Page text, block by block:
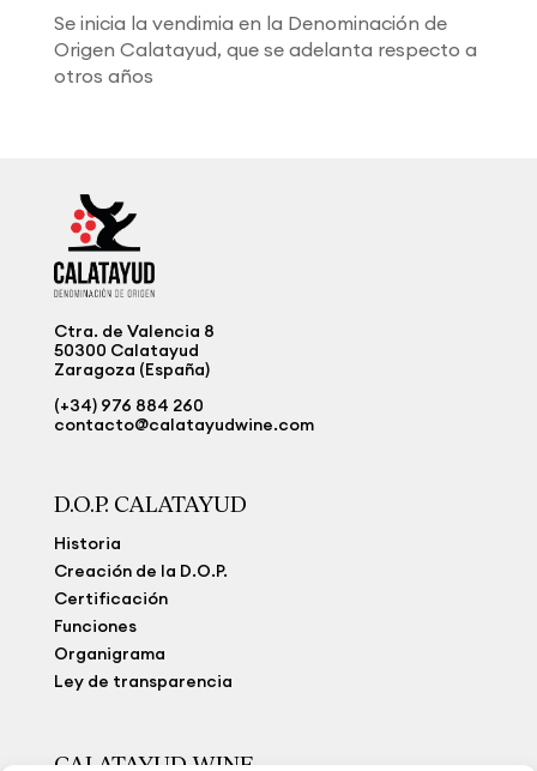
Se inicia la vendimia en la Denominación de
Origen Calatayud, que se adelanta respecto a
otros años
Ctra. de Valencia 8
50300 Calatayud
Zaragoza (España)
(+34) 976 884 260
contacto@calatayudwine.com
D.O.P. CALATAYUD
Historia
Creación de la D.O.P.
Certificación
Funciones
Organigrama
Ley de transparencia
CALATAYUD WINE